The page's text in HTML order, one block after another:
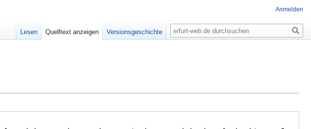
Anmelden
Lesen Quelltext anzeigen Versionsgeschichte Suche